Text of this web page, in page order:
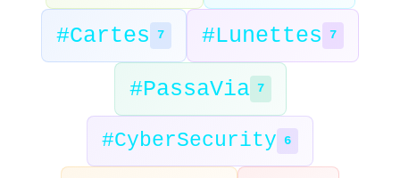
#Cartes 7 #Lunettes 7
#PassaVia 7
#CyberSecurity 6